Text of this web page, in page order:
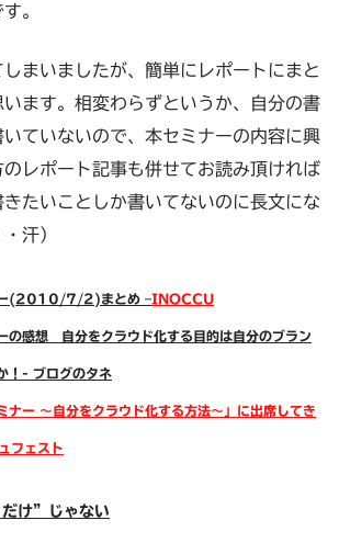
。
まいましたが、簡単にレポートにまと
ます。相変わらずというか、自分の書
ていないので、本セミナーの内容に興
レポート記事も併せてお読み頂ければ
たいことしか書いてないのに長文にな
汗）
ー(2010/7/2)まとめ –INOCCU
の感想 自分をクラウド化する目的は自分のブラン
！- ブログのタネ
ナー 〜自分をクラウド化する方法〜」に出席してき
フェスト
け”じゃない